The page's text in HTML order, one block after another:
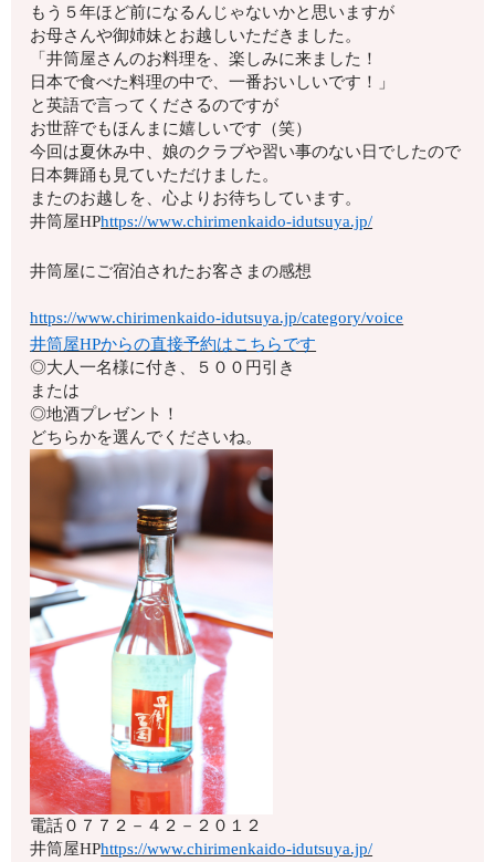
もう５年ほど前になるんじゃないかと思いますが
お母さんや御姉妹とお越しいただきました。
「井筒屋さんのお料理を、楽しみに来ました！
日本で食べた料理の中で、一番おいしいです！」
と英語で言ってくださるのですが
お世辞でもほんまに嬉しいです（笑）
今回は夏休み中、娘のクラブや習い事のない日でしたので
日本舞踊も見ていただけました。
またのお越しを、心よりお待ちしています。
井筒屋HPhttps://www.chirimenkaido-idutsuya.jp/
井筒屋にご宿泊されたお客さまの感想
https://www.chirimenkaido-idutsuya.jp/category/voice
井筒屋HPからの直接予約はこちらです
◎大人一名様に付き、５００円引き
または
◎地酒プレゼント！
どちらかを選んでくださいね。
電話０７７２－４２－２０１２
井筒屋HPhttps://www.chirimenkaido-idutsuya.jp/